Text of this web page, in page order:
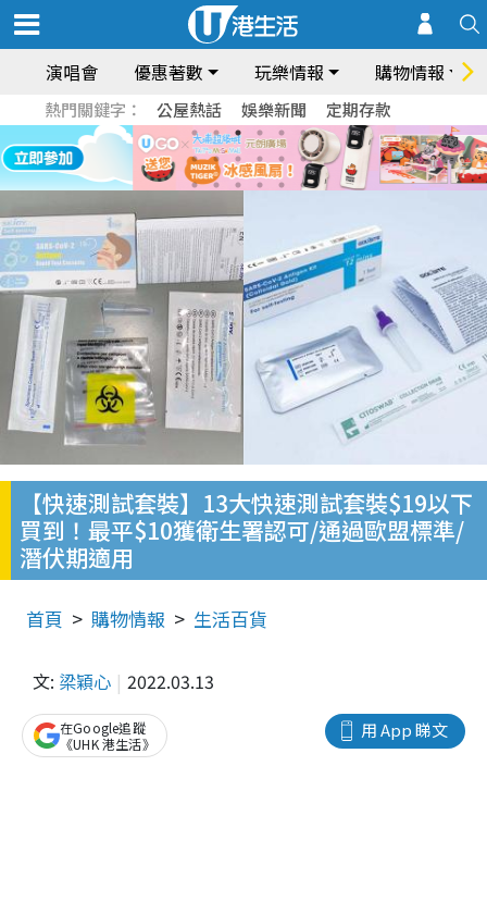
演唱會 優惠著數 玩樂情報 購物情報
熱門關鍵字： 公屋熱話 娛樂新聞 定期存款
【快速測試套裝】13大快速測試套裝$19以下
買到！最平$10獲衛生署認可/通過歐盟標準/
潛伏期適用
首頁 購物情報 生活百貨
文: 梁穎心 2022.03.13
用 App 睇文
在Google追蹤
《UHK 港生活》